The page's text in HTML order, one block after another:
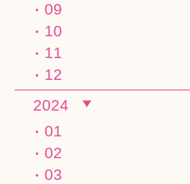
09
10
11
12
2024
01
02
03